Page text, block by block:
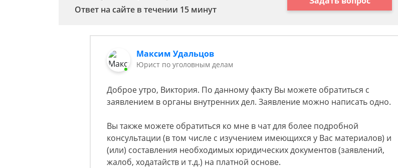
Ответ на сайте в течении 15 минут
Максим Удальцов
Юрист по уголовным делам
Доброе утро, Виктория. По данному факту Вы можете обратиться с
заявлением в органы внутренних дел. Заявление можно написать одно.
Вы также можете обратиться ко мне в чат для более подробной
консультации (в том числе с изучением имеющихся у Вас материалов) и
(или) составления необходимых юридических документов (заявлений,
жалоб, ходатайств и т.д.) на платной основе.